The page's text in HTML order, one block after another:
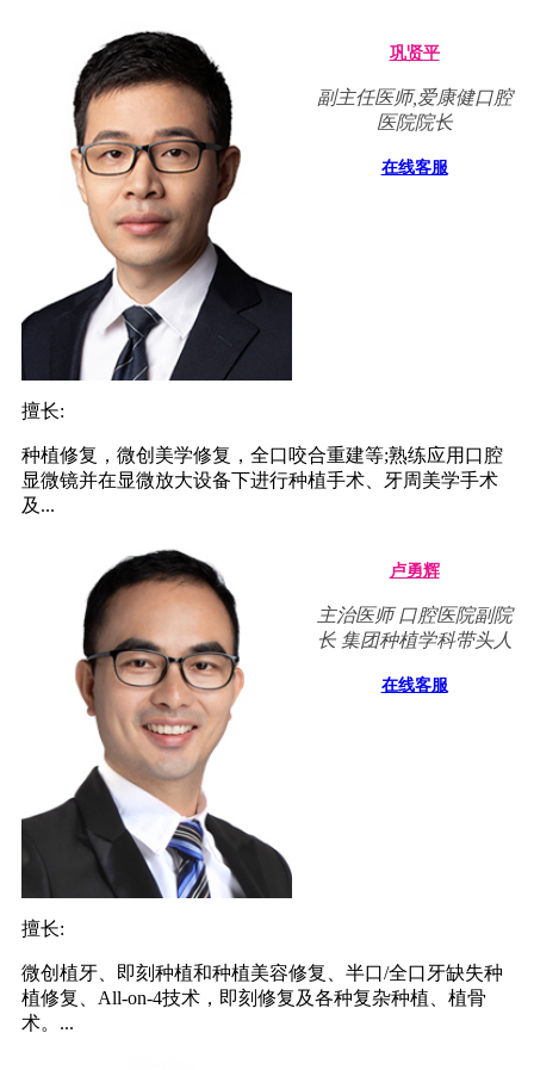
巩贤平
副主任医师,爱康健口腔
医院院长
在线客服
擅长:
种植修复，微创美学修复，全口咬合重建等;熟练应用口腔
显微镜并在显微放大设备下进行种植手术、牙周美学手术
及...
卢勇辉
主治医师 口腔医院副院
长 集团种植学科带头人
在线客服
擅长:
微创植牙、即刻种植和种植美容修复、半口/全口牙缺失种
植修复、All-on-4技术，即刻修复及各种复杂种植、植骨
术。...